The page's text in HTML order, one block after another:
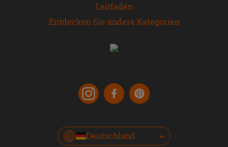
Leitfaden
Entdecken Sie andere Kategorien
Deutschland